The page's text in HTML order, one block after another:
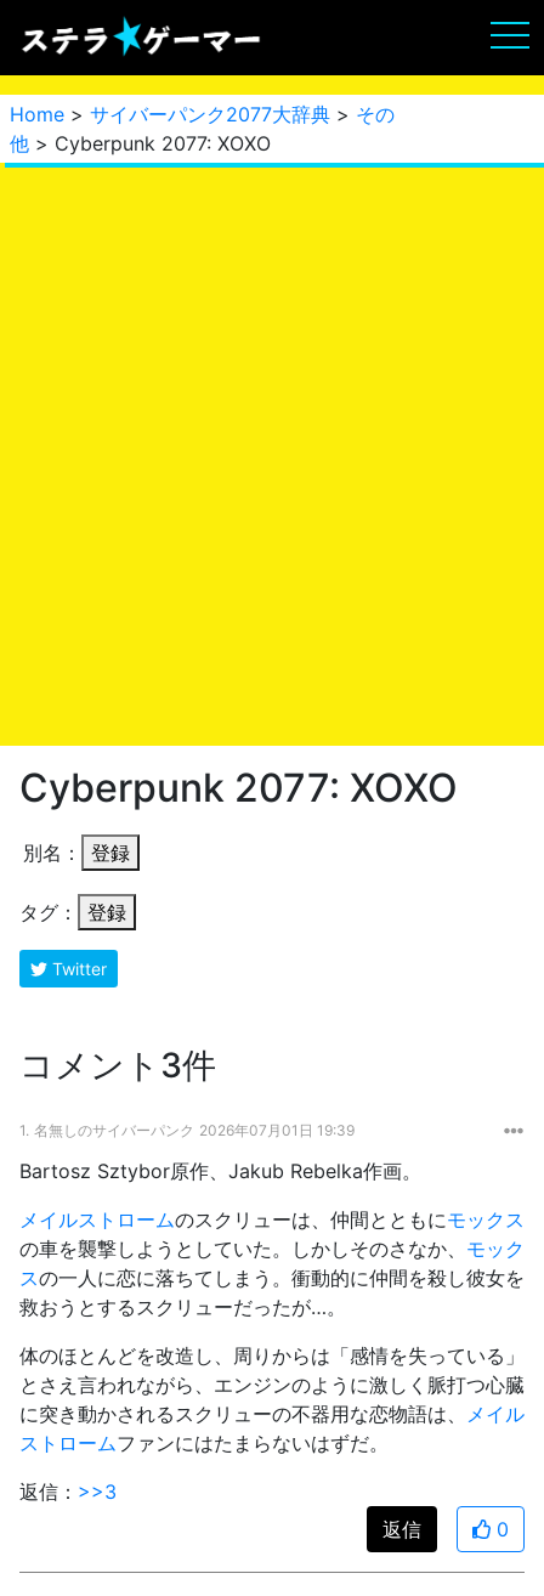
Home > サイバーパンク2077大辞典 > その
他 > Cyberpunk 2077: XOXO
Cyberpunk 2077: XOXO
別名： 登録
タグ： 登録
Twitter
コメント3件
1. 名無しのサイバーパンク 2026年07月01日 19:39
Bartosz Sztybor原作、Jakub Rebelka作画。
メイルストロームのスクリューは、仲間とともにモックス
の車を襲撃しようとしていた。しかしそのさなか、 モック
スの一人に恋に落ちてしまう。衝動的に仲間を殺し彼女を
救おうとするスクリューだったが…。
体のほとんどを改造し、周りからは「感情を失っている」
とさえ言われながら、エンジンのように激しく脈打つ心臓
に突き動かされるスクリューの不器用な恋物語は、
メイル
ストロームファンにはたまらないはずだ。
返信： >>3
返信
0